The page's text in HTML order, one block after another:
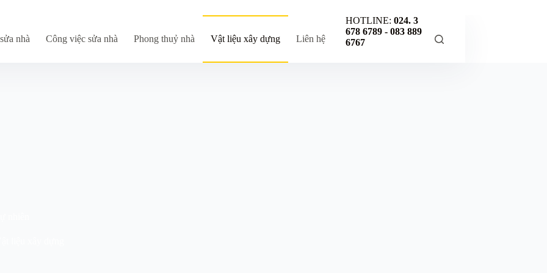
nhà Công việc sửa nhà Phong thuỷ nhà Vật liệu xây dựng Liên hệ
HOTLINE:024. 3
678 6789 -083 889
6767